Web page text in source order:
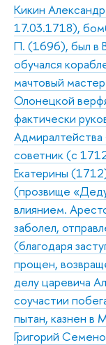
Кикин
17.03.1718),
П. (1696), был в
обучался
мачтовый
Олонецкой
фактически
советник (с
Екатерины
(прозвище
влиянием.
заболел,
(благодаря
прощен,
делу царевича
соучастии
пытан, казнен в
Григорий